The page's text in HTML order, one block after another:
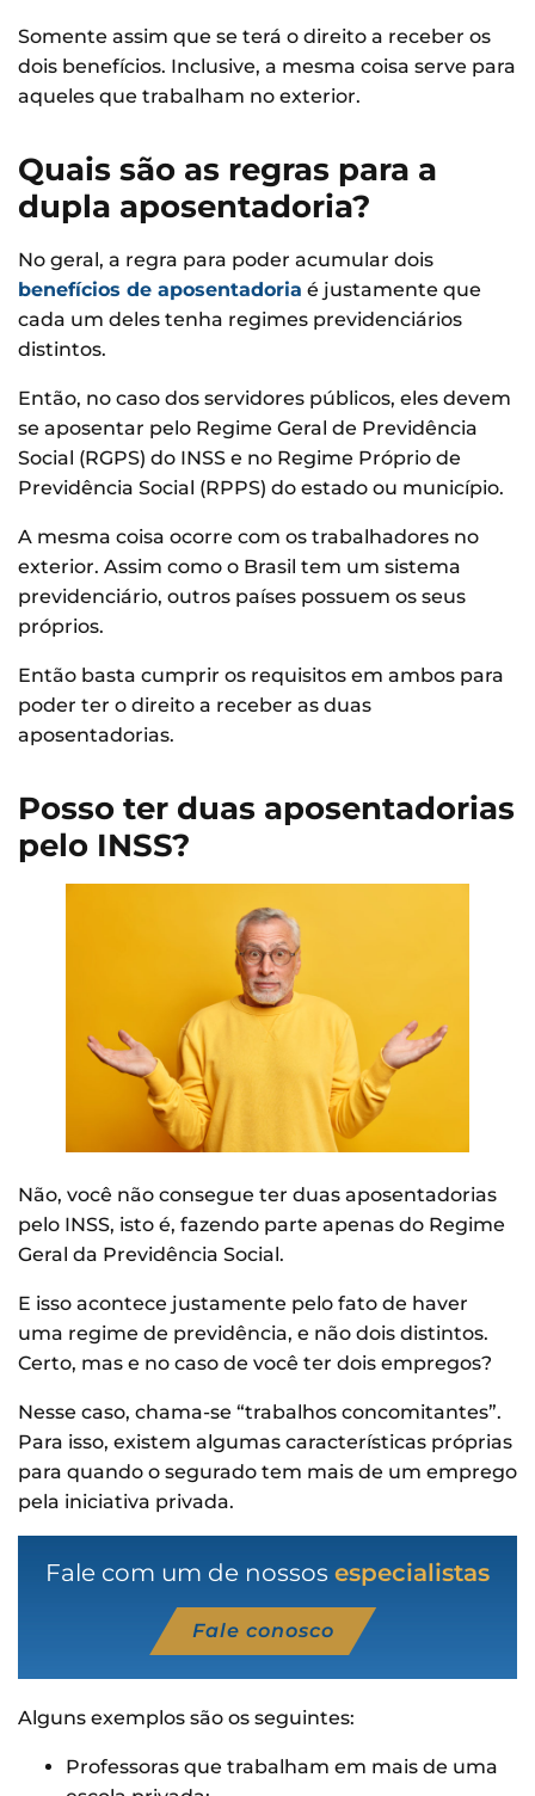
Somente assim que se terá o direito a receber os
dois benefícios. Inclusive, a mesma coisa serve para
aqueles que trabalham no exterior.
Quais são as regras para a
dupla aposentadoria?
No geral, a regra para poder acumular dois
benefícios de aposentadoria é justamente que
cada um deles tenha regimes previdenciários
distintos.
Então, no caso dos servidores públicos, eles devem
se aposentar pelo Regime Geral de Previdência
Social (RGPS) do INSS e no Regime Próprio de
Previdência Social (RPPS) do estado ou município.
A mesma coisa ocorre com os trabalhadores no
exterior. Assim como o Brasil tem um sistema
previdenciário, outros países possuem os seus
próprios.
Então basta cumprir os requisitos em ambos para
poder ter o direito a receber as duas
aposentadorias.
Posso ter duas aposentadorias
pelo INSS?
Não, você não consegue ter duas aposentadorias
pelo INSS, isto é, fazendo parte apenas do Regime
Geral da Previdência Social.
E isso acontece justamente pelo fato de haver
uma regime de previdência, e não dois distintos.
Certo, mas e no caso de você ter dois empregos?
Nesse caso, chama-se “trabalhos concomitantes”.
Para isso, existem algumas características próprias
para quando o segurado tem mais de um emprego
pela iniciativa privada.
Fale com um de nossos especialistas
Fale conosco
Alguns exemplos são os seguintes:
Professoras que trabalham em mais de uma